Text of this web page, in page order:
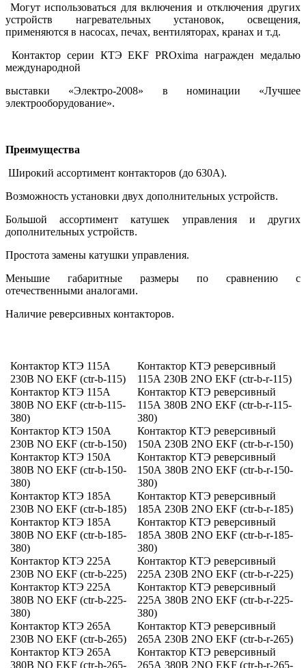
Могут использоваться для включения и отключения других
устройств нагревательных установок, освещения,
применяются в насосах, печах, вентиляторах, кранах и т.д.
Контактор серии КТЭ EKF PROxima награжден медалью
международной
выставки «Электро-2008» в номинации «Лучшее
электрооборудование».
Преимущества
Широкий ассортимент контакторов (до 630А).
Возможность установки двух дополнительных устройств.
Большой ассортимент катушек управления и других
дополнительных устройств.
Простота замены катушки управления.
Меньшие габаритные размеры по сравнению с
отечественными аналогами.
Наличие реверсивных контакторов.
Контактор КТЭ 115А
230В NO EKF (ctr-b-115)
Контактор КТЭ 115А
380В NO EKF (ctr-b-115-
380)
Контактор КТЭ 150А
230В NO EKF (ctr-b-150)
Контактор КТЭ 150А
380В NO EKF (ctr-b-150-
380)
Контактор КТЭ 185А
230В NO EKF (ctr-b-185)
Контактор КТЭ 185А
380В NO EKF (ctr-b-185-
380)
Контактор КТЭ 225А
230В NO EKF (ctr-b-225)
Контактор КТЭ 225А
380В NO EKF (ctr-b-225-
380)
Контактор КТЭ 265А
230В NO EKF (ctr-b-265)
Контактор КТЭ 265А
380В NO EKF (ctr-b-265-
Контактор КТЭ реверсивный
115А 230В 2NO EKF (ctr-b-r-115)
Контактор КТЭ реверсивный
115А 380В 2NO EKF (ctr-b-r-115-
380)
Контактор КТЭ реверсивный
150А 230В 2NO EKF (ctr-b-r-150)
Контактор КТЭ реверсивный
150А 380В 2NO EKF (ctr-b-r-150-
380)
Контактор КТЭ реверсивный
185А 230В 2NO EKF (ctr-b-r-185)
Контактор КТЭ реверсивный
185А 380В 2NO EKF (ctr-b-r-185-
380)
Контактор КТЭ реверсивный
225А 230В 2NO EKF (ctr-b-r-225)
Контактор КТЭ реверсивный
225А 380В 2NO EKF (ctr-b-r-225-
380)
Контактор КТЭ реверсивный
265А 230В 2NO EKF (ctr-b-r-265)
Контактор КТЭ реверсивный
265А 380В 2NO EKF (ctr-b-r-265-